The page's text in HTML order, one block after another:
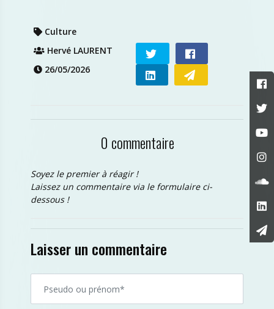
Culture
Hervé LAURENT
26/05/2026
0 commentaire
Soyez le premier à réagir !
Laissez un commentaire via le formulaire ci-
dessous !
Laisser un commentaire